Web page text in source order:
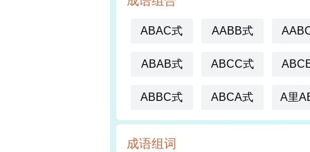
ABAC式 AABB式
ABAB式 ABCC式
ABBC式 ABCA式 A里
成语组词